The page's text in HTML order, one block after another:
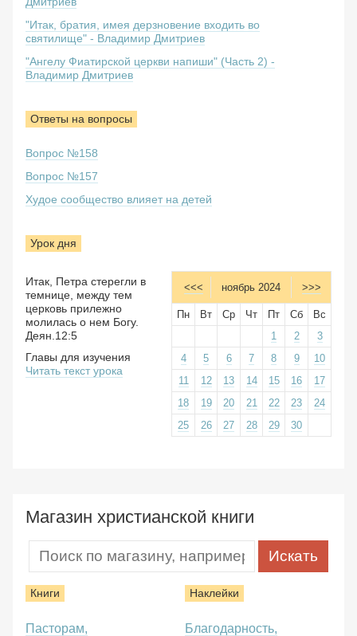
"Итак, братия, имея дерзновение входить во
святилище" - Владимир Дмитриев
"Ангелу Фиатирской церкви напиши" (Часть 2) -
Владимир Дмитриев
Ответы на вопросы
Вопрос №158
Вопрос №157
Худое сообщество влияет на детей
Урок дня
<<< ноябрь 2024 >>>
Пн Вт Ср Чт Пт Сб
Вс
1
2
3
4
5 6 7 8 9
10
11
12 13 14 15 16
17
18
19 20 21 22 23
24
25
26 27 28 29 30
Итак, Петра стерегли в
темнице, между тем
церковь прилежно
молилась о нем Богу.
Деян.12:5
Главы для изучения
Читать текст урока
Магазин христианской книги
Книги
Пасторам,
Наклейки
Благодарность,